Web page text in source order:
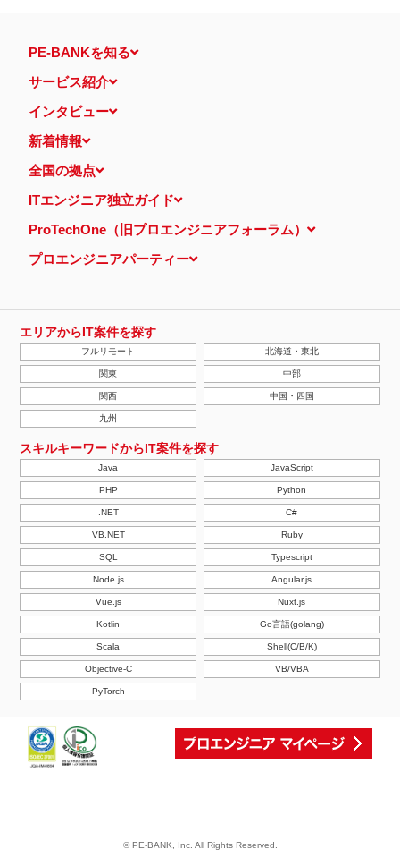
PE-BANKを知る
サービス紹介
インタビュー
新着情報
全国の拠点
ITエンジニア独立ガイド
ProTechOne（旧プロエンジニアフォーラム）
プロエンジニアパーティー
エリアからIT案件を探す
フルリモート 北海道・東北
関東 中部
関西 中国・四国
九州
スキルキーワードからIT案件を探す
Java JavaScript
PHP Python
.NET C#
VB.NET Ruby
SQL Typescript
Node.js Angular.js
Vue.js Nuxt.js
Kotlin Go言語(golang)
Scala Shell(C/B/K)
Objective-C VB/VBA
PyTorch
© PE-BANK, Inc. All Rights Reserved.